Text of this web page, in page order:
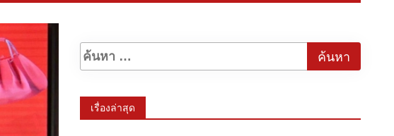
เรื่องล่าสุด